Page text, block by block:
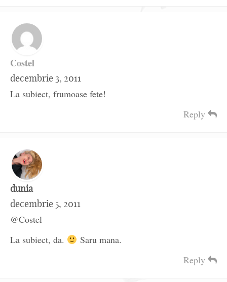
Costel
decembrie 3, 2011
La subiect, frumoase fete!
Reply
dunia
decembrie 5, 2011
@Costel
La subiect, da.
Saru mana.
Reply